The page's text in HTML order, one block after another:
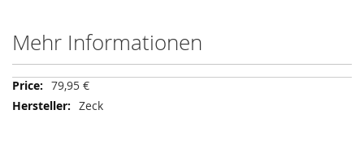
Mehr Informationen
Mehr
Informationen
79,95 €
Zeck